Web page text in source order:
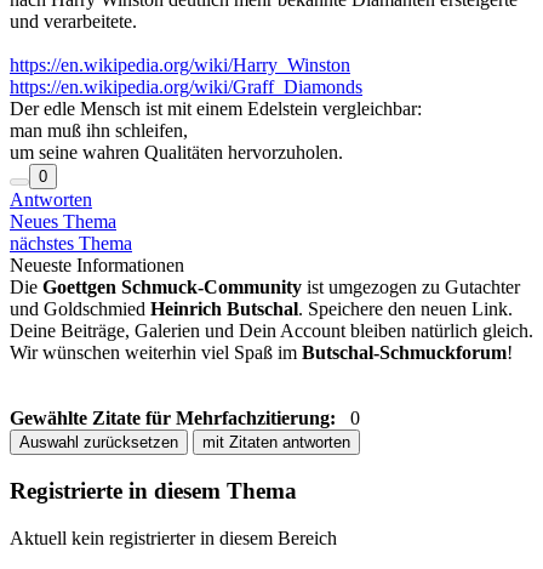
und verarbeitete.
https://en.wikipedia.org/wiki/Harry_Winston
https://en.wikipedia.org/wiki/Graff_Diamonds
Der edle Mensch ist mit einem Edelstein vergleichbar:
man muß ihn schleifen,
um seine wahren Qualitäten hervorzuholen.
0
Antworten
Neues Thema
nächstes Thema
Neueste Informationen
Die Goettgen Schmuck-Community ist umgezogen zu Gutachter
und Goldschmied Heinrich Butschal. Speichere den neuen Link.
Deine Beiträge, Galerien und Dein Account bleiben natürlich gleich.
Wir wünschen weiterhin viel Spaß im Butschal-Schmuckforum!
Gewählte Zitate für Mehrfachzitierung: 0
Auswahl zurücksetzen mit Zitaten antworten
Registrierte in diesem Thema
Aktuell kein registrierter in diesem Bereich